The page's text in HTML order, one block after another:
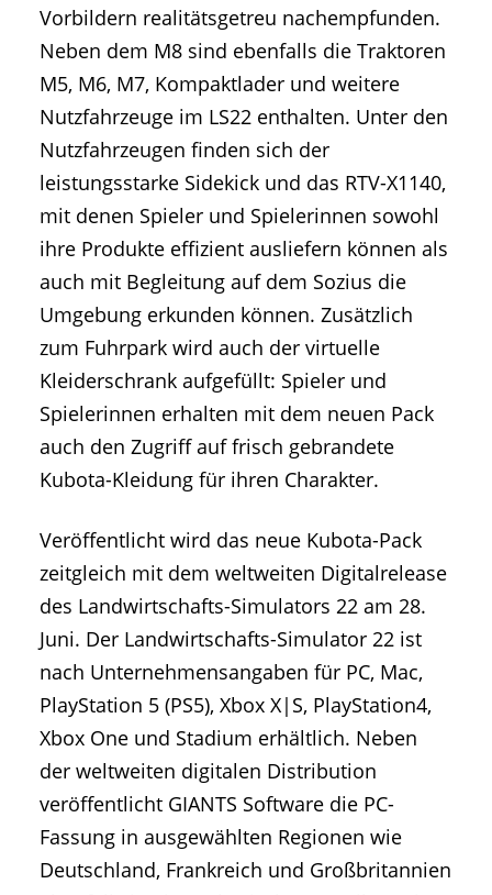
Vorbildern realitätsgetreu nachempfunden.
Neben dem M8 sind ebenfalls die Traktoren
M5, M6, M7, Kompaktlader und weitere
Nutzfahrzeuge im LS22 enthalten. Unter den
Nutzfahrzeugen finden sich der
leistungsstarke Sidekick und das RTV-X1140,
mit denen Spieler und Spielerinnen sowohl
ihre Produkte effizient ausliefern können als
auch mit Begleitung auf dem Sozius die
Umgebung erkunden können. Zusätzlich
zum Fuhrpark wird auch der virtuelle
Kleiderschrank aufgefüllt: Spieler und
Spielerinnen erhalten mit dem neuen Pack
auch den Zugriff auf frisch gebrandete
Kubota-Kleidung für ihren Charakter.
Veröffentlicht wird das neue Kubota-Pack
zeitgleich mit dem weltweiten Digitalrelease
des Landwirtschafts-Simulators 22 am 28.
Juni. Der Landwirtschafts-Simulator 22 ist
nach Unternehmensangaben für PC, Mac,
PlayStation 5 (PS5), Xbox X|S, PlayStation4,
Xbox One und Stadium erhältlich. Neben
der weltweiten digitalen Distribution
veröffentlicht GIANTS Software die PC-
Fassung in ausgewählten Regionen wie
Deutschland, Frankreich und Großbritannien